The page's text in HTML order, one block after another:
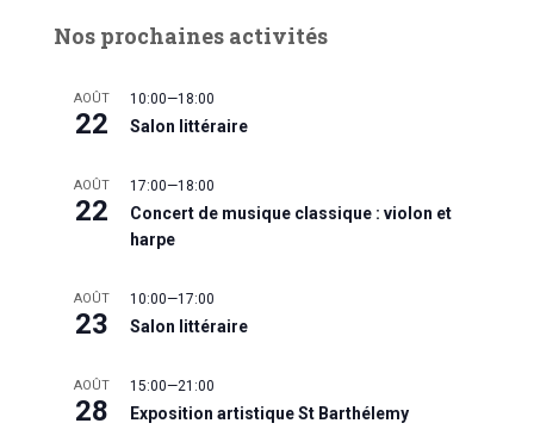
Nos prochaines activités
AOÛT
22
10:00—18:00
Salon littéraire
AOÛT
22
17:00—18:00
Concert de musique classique : violon et
harpe
AOÛT
23
10:00—17:00
Salon littéraire
AOÛT
28
15:00—21:00
Exposition artistique St Barthélemy